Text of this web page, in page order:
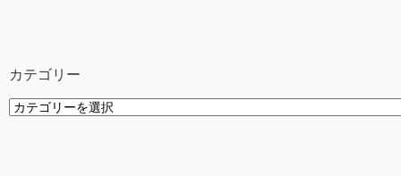
カテゴリー
カ